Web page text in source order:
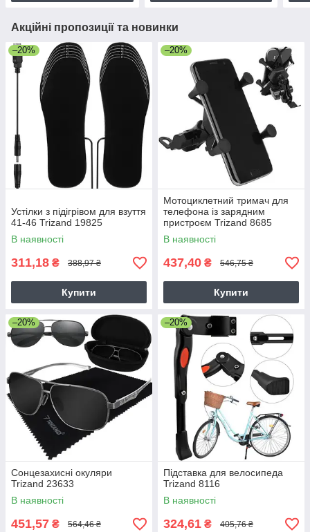
Акційні пропозиції та новинки
–20%
Устілки з підігрівом для взуття
41-46 Trizand 19825
В наявності
311,18 ₴ 388,97 ₴
Купити
–20%
Мотоциклетний тримач для
телефона із зарядним
пристроєм Trizand 8685
В наявності
437,40 ₴ 546,75 ₴
Купити
–20%
Сонцезахисні окуляри
Trizand 23633
В наявності
451,57 ₴ 564,46 ₴
–20%
Підставка для велосипеда
Trizand 8116
В наявності
324,61 ₴ 405,76 ₴